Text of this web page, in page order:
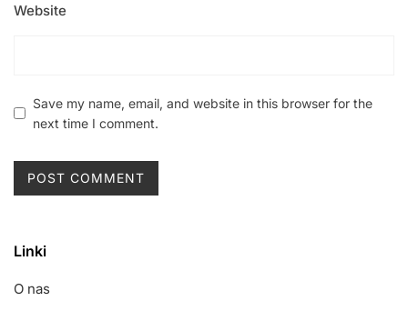
Website
Save my name, email, and website in this browser for the
next time I comment.
Linki
O nas